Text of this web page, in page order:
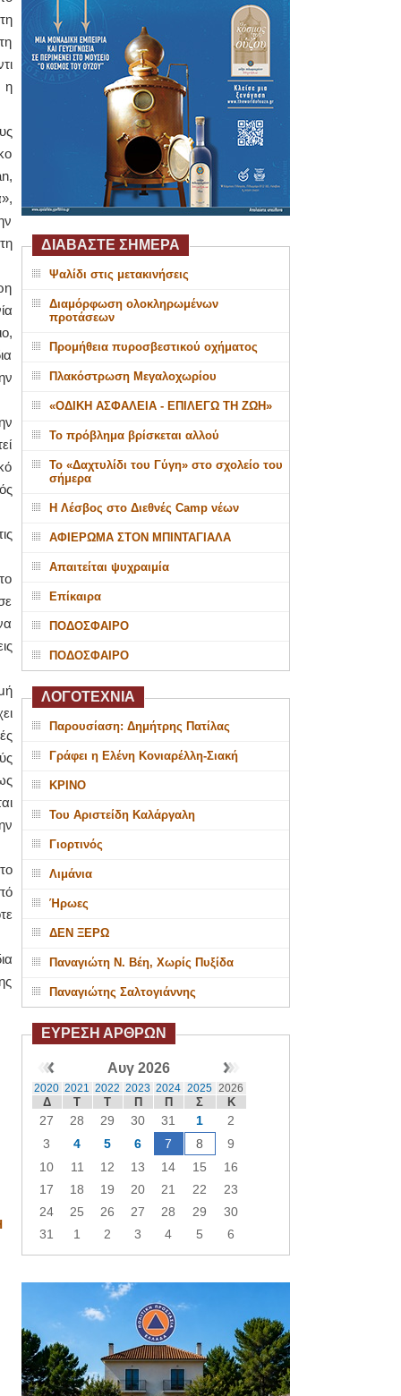
η
ΔΙΑΒΑΣΤΕ ΣΗΜΕΡΑ
Ψαλίδι στις μετακινήσεις
Διαμόρφωση ολοκληρωμένων
προτάσεων
Προμήθεια πυροσβεστικού οχήματος
Πλακόστρωση Μεγαλοχωρίου
«ΟΔΙΚΗ ΑΣΦΑΛΕΙΑ - ΕΠΙΛΕΓΩ ΤΗ ΖΩΗ»
Το πρόβλημα βρίσκεται αλλού
Το «Δαχτυλίδι του Γύγη» στο σχολείο του
σήμερα
Η Λέσβος στο Διεθνές Camp νέων
ΑΦΙΕΡΩΜΑ ΣΤΟΝ ΜΠΙΝΤΑΓΙΑΛΑ
Απαιτείται ψυχραιμία
Επίκαιρα
ΠΟΔΟΣΦΑΙΡΟ
ΠΟΔΟΣΦΑΙΡΟ
ΛΟΓΟΤΕΧΝΙΑ
Παρουσίαση: Δημήτρης Πατίλας
Γράφει η Ελένη Κονιαρέλλη-Σιακή
ΚΡΙΝΟ
Του Αριστείδη Καλάργαλη
Γιορτινός
Λιμάνια
Ήρωες
ΔΕΝ ΞΕΡΩ
Παναγιώτη Ν. Βέη, Χωρίς Πυξίδα
Παναγιώτης Σαλτογιάννης
ΕΥΡΕΣΗ ΑΡΘΡΩΝ
Αυγ 2026
2020 2021 2022 2023 2024 2025 2026
Δ Τ Τ Π Π Σ Κ
27 28 29 30 31 1
2
3
4 5 6 7 8
9
10
11 12 13 14 15
16
17
18 19 20 21 22
23
24
25 26 27 28 29
30
31
1 2 3 4 5 6